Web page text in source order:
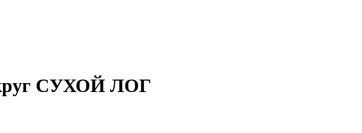
СУХОЙ ЛОГ